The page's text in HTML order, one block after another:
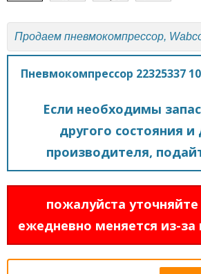
Продаем пневмокомпрессор,
Пневмокомпрессор 22325337
Если необходимы
другого состояния и
производителя,
пожалуйста
ежедневно меняется из-за